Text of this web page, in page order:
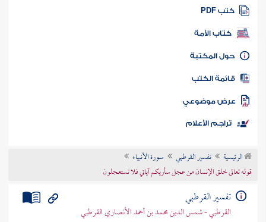
كتب PDF
كتاب الأمة
المكتبة
الكتب
موضوعي
تراجم الأعلام
الرئيسية تفسير القرطبي
سورة الأنبياء
قوله تعالى خلق الإنسان من عجل سأريكم آياتي فلا تستعجلون
تفسير القرطبي
القرطبي - شمس الدين محمد بن أحمد الأنصاري القرطبي